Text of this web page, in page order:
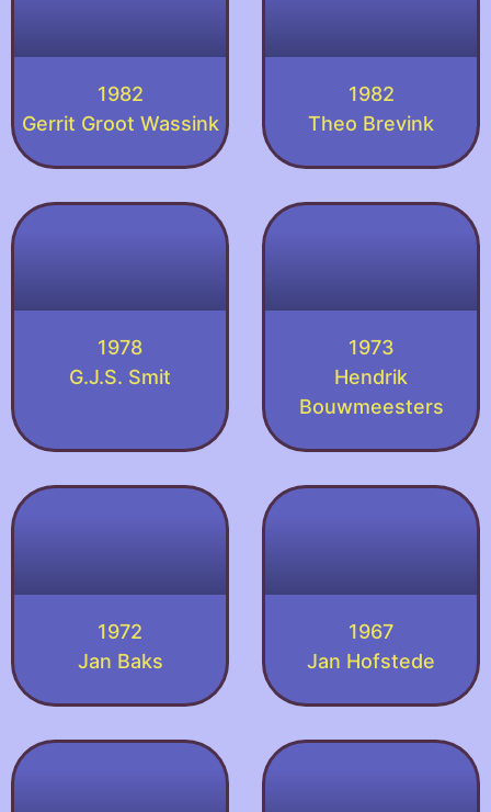
1982
Gerrit Groot Wassink
1982
Theo Brevink
1978
G.J.S. Smit
1973
Hendrik
Bouwmeesters
1972
Jan Baks
1967
Jan Hofstede